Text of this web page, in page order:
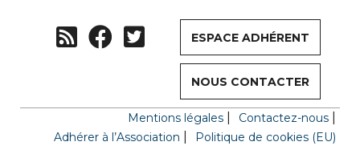
ESPACE ADHÉRENT
NOUS CONTACTER
Mentions légales
Contactez-nous
Adhérer à l’Association
Politique de cookies (EU)